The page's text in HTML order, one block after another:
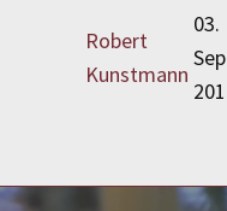
Robert
Kunstmann
03.